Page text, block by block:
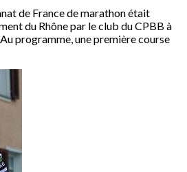
de France de marathon était
du Rhône par le club du CPBB à
programme, une première course